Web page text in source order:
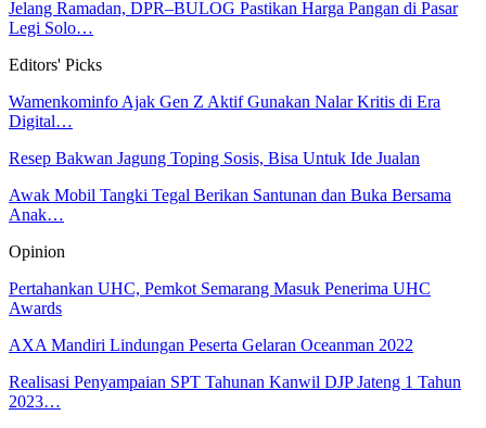
Jelang Ramadan, DPR–BULOG Pastikan Harga Pangan di Pasar
Legi Solo…
Editors' Picks
Wamenkominfo Ajak Gen Z Aktif Gunakan Nalar Kritis di Era
Digital…
Resep Bakwan Jagung Toping Sosis, Bisa Untuk Ide Jualan
Awak Mobil Tangki Tegal Berikan Santunan dan Buka Bersama
Anak…
Opinion
Pertahankan UHC, Pemkot Semarang Masuk Penerima UHC
Awards
AXA Mandiri Lindungan Peserta Gelaran Oceanman 2022
Realisasi Penyampaian SPT Tahunan Kanwil DJP Jateng 1 Tahun
2023…